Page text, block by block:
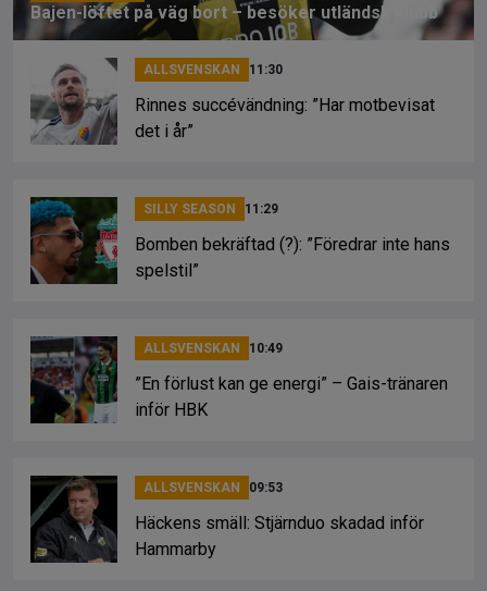
Bajen-löftet på väg bort – besöker utländsk klubb
ALLSVENSKAN 11:30
Rinnes succévändning: ”Har motbevisat
det i år”
SILLY SEASON 11:29
Bomben bekräftad (?): ”Föredrar inte hans
spelstil”
ALLSVENSKAN 10:49
”En förlust kan ge energi” – Gais-tränaren
inför HBK
ALLSVENSKAN 09:53
Häckens smäll: Stjärnduo skadad inför
Hammarby